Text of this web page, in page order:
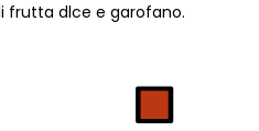
frutta dlce e garofano.